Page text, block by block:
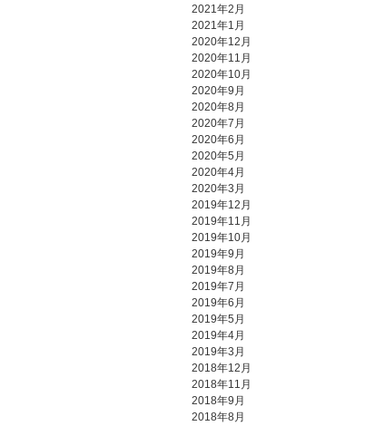
2021年2月
2021年1月
2020年12月
2020年11月
2020年10月
2020年9月
2020年8月
2020年7月
2020年6月
2020年5月
2020年4月
2020年3月
2019年12月
2019年11月
2019年10月
2019年9月
2019年8月
2019年7月
2019年6月
2019年5月
2019年4月
2019年3月
2018年12月
2018年11月
2018年9月
2018年8月